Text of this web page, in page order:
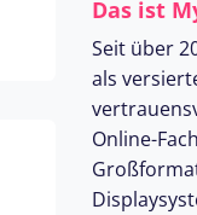
Das ist
Seit über
als
Online-